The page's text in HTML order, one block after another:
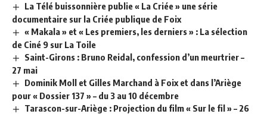
La Télé buissonnière publie « La Criée » une série
documentaire sur la Criée publique de Foix
« Makala » et « Les premiers, les derniers » : La sélection
de Ciné 9 sur La Toile
Saint-Girons : Bruno Reidal, confession d’un meurtrier –
27 mai
Dominik Moll et Gilles Marchand à Foix et dans l’Ariège
pour « Dossier 137 » – du 3 au 10 décembre
Tarascon-sur-Ariège : Projection du film « Sur le fil » – 26